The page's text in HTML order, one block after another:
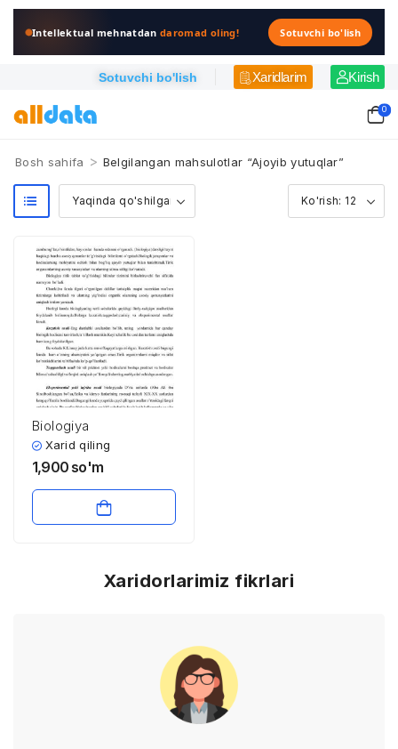
Intellektual mehnatdandaromad oling! Sotuvchi bo'lish
Sotuvchi bo'lish Xaridlarim Kirish
0
Bosh sahifa > Belgilangan mahsulotlar “Ajoyib yutuqlar”
Biologiya
Xarid qiling
1,900 so'm
Xaridorlarimiz fikrlari